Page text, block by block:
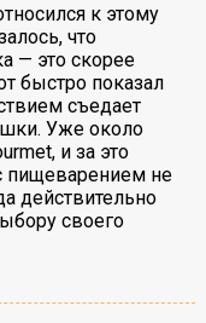
к этому
что
— это скорее
быстро показал
съедает
Уже около
и за это
пищеварением не
действительно
своего